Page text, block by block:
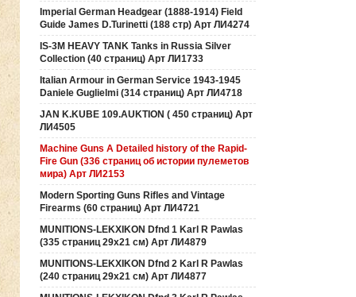
Imperial German Headgear (1888-1914) Field
Guide James D.Turinetti (188 cтр) Арт ЛИ4274
IS-3M HEAVY TANK Tanks in Russia Silver
Collection (40 страниц) Арт ЛИ1733
Italian Armour in German Service 1943-1945
Daniele Guglielmi (314 страниц) Арт ЛИ4718
JAN K.KUBE 109.AUKTION ( 450 страниц) Арт
ЛИ4505
Machine Guns A Detailed history of the Rapid-
Fire Gun (336 страниц об истории пулеметов
мира) Арт ЛИ2153
Modern Sporting Guns Rifles and Vintage
Firearms (60 страниц) Арт ЛИ4721
MUNITIONS-LEKXIKON Dfnd 1 Karl R Pawlas
(335 страниц 29х21 см) Арт ЛИ4879
MUNITIONS-LEKXIKON Dfnd 2 Karl R Pawlas
(240 страниц 29х21 см) Арт ЛИ4877